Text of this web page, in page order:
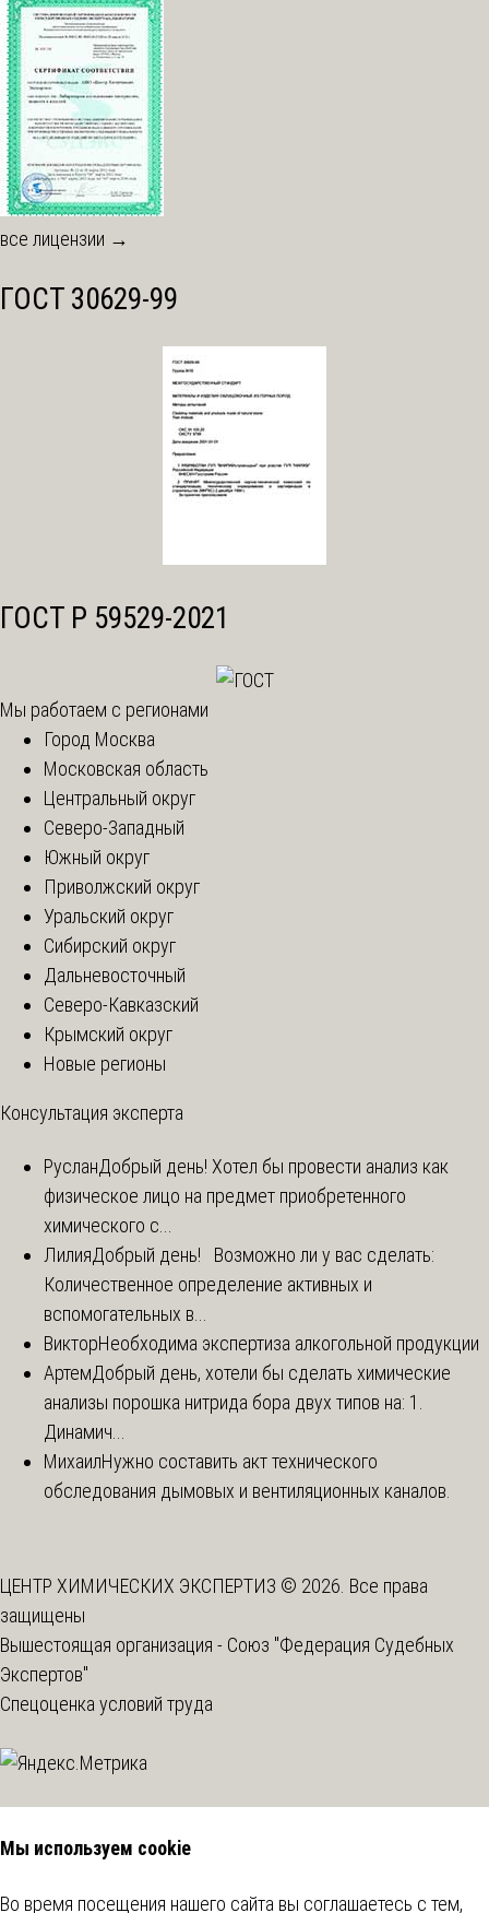
все лицензии →
ГОСТ 30629-99
ГОСТ Р 59529-2021
Мы работаем с регионами
Город Москва
Московская область
Центральный округ
Северо-Западный
Южный округ
Приволжский округ
Уральский округ
Сибирский округ
Дальневосточный
Северо-Кавказский
Крымский округ
Новые регионы
Консультация эксперта
РусланДобрый день! Хотел бы провести анализ как
физическое лицо на предмет приобретенного
химического с...
ЛилияДобрый день! Возможно ли у вас сделать:
Количественное определение активных и
вспомогательных в...
ВикторНеобходима экспертиза алкогольной продукции
АртемДобрый день, хотели бы сделать химические
анализы порошка нитрида бора двух типов на: 1.
Динамич...
МихаилНужно составить акт технического
обследования дымовых и вентиляционных каналов.
ЦЕНТР ХИМИЧЕСКИХ ЭКСПЕРТИЗ © 2026. Все права
защищены
Вышестоящая организация - Союз "Федерация Судебных
Экспертов"
Спецоценка условий труда
Мы используем cookie
Во время посещения нашего сайта вы соглашаетесь с тем,